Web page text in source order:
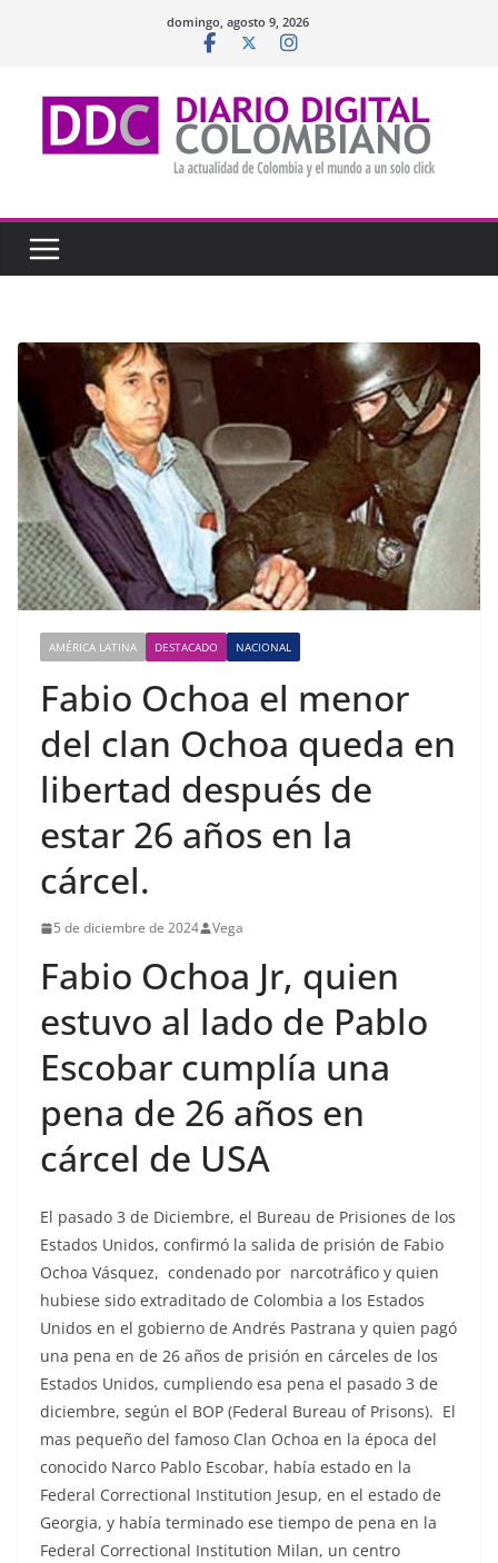
domingo, agosto 9, 2026
AMÉRICA LATINA DESTACADO NACIONAL
Fabio Ochoa el menor
del clan Ochoa queda en
libertad después de
estar 26 años en la
cárcel.
5 de diciembre de 2024 Vega
Fabio Ochoa Jr, quien
estuvo al lado de Pablo
Escobar cumplía una
pena de 26 años en
cárcel de USA
El pasado 3 de Diciembre, el Bureau de Prisiones de los
Estados Unidos, confirmó la salida de prisión de Fabio
Ochoa Vásquez, condenado por narcotráfico y quien
hubiese sido extraditado de Colombia a los Estados
Unidos en el gobierno de Andrés Pastrana y quien pagó
una pena en de 26 años de prisión en cárceles de los
Estados Unidos, cumpliendo esa pena el pasado 3 de
diciembre, según el BOP (Federal Bureau of Prisons). El
mas pequeño del famoso Clan Ochoa en la época del
conocido Narco Pablo Escobar, había estado en la
Federal Correctional Institution Jesup, en el estado de
Georgia, y había terminado ese tiempo de pena en la
Federal Correctional Institution Milan, un centro